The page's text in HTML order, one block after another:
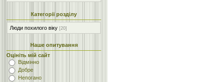
Категорії розділу
Люди похилого віку [20]
Наше опитування
Оцініть мій сайт
Відмінно
Добре
Непогано